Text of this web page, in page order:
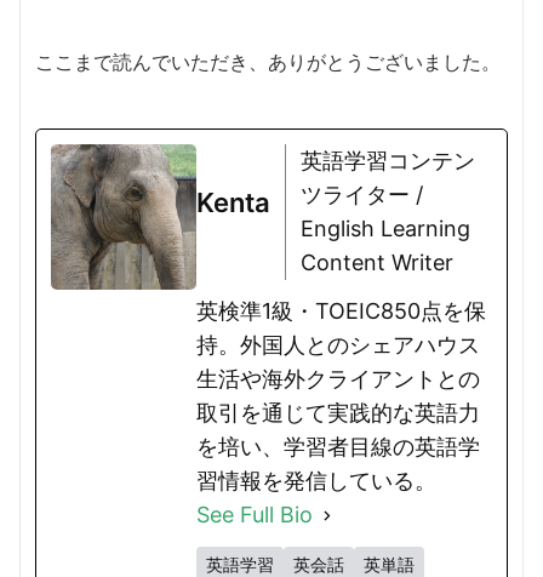
ここまで読んでいただき、ありがとうございました。
Kenta
英語学習コンテン
ツライター /
English Learning
Content Writer
英検準1級・TOEIC850点を保
持。外国人とのシェアハウス
生活や海外クライアントとの
取引を通じて実践的な英語力
を培い、学習者目線の英語学
習情報を発信している。
See Full Bio
英語学習 英会話
英単語